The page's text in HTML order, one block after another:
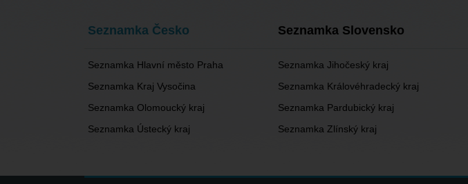
Seznamka Česko Seznamka Slovensko
Seznamka Hlavní město Praha Seznamka Jihočeský kraj
Seznamka Kraj Vysočina
Seznamka Královéhradecký kraj
Seznamka Olomoucký kraj
Seznamka Pardubický kraj
Seznamka Ústecký kraj
Seznamka Zlínský kraj